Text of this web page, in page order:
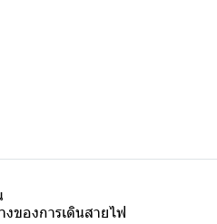
ของการเดินสายไฟ